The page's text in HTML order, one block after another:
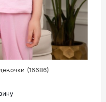
(16686)